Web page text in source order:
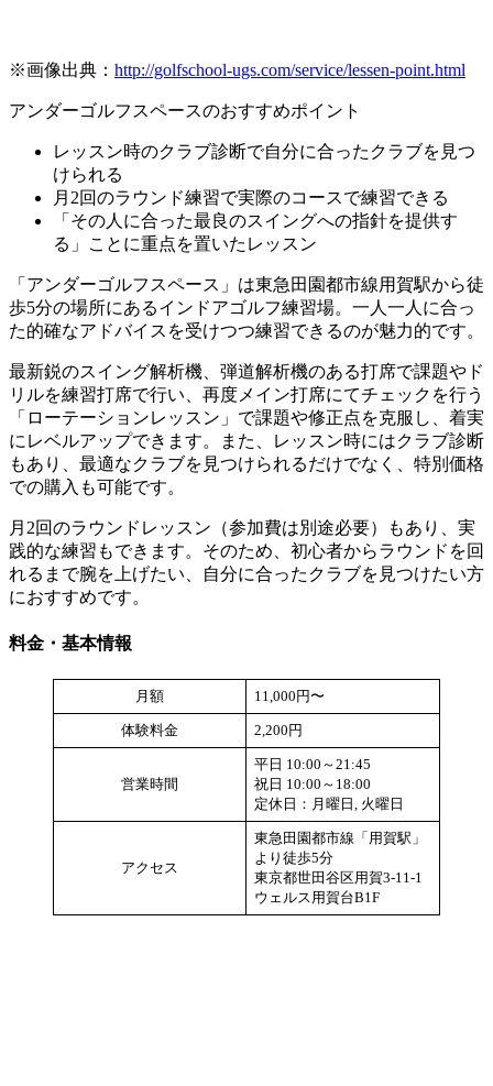
※画像出典： http://golfschool-ugs.com/service/lessen-point.html
アンダーゴルフスペースのおすすめポイント
レッスン時のクラブ診断で自分に合ったクラブを見つ
けられる
月2回のラウンド練習で実際のコースで練習できる
「その人に合った最良のスイングへの指針を提供す
る」ことに重点を置いたレッスン
「アンダーゴルフスペース」は東急田園都市線用賀駅から徒
歩5分の場所にあるインドアゴルフ練習場。一人一人に合っ
た的確なアドバイスを受けつつ練習できるのが魅力的です。
最新鋭のスイング解析機、弾道解析機のある打席で課題やド
リルを練習打席で行い、再度メイン打席にてチェックを行う
「ローテーションレッスン」で課題や修正点を克服し、着実
にレベルアップできます。また、レッスン時にはクラブ診断
もあり、最適なクラブを見つけられるだけでなく、特別価格
での購入も可能です。
月2回のラウンドレッスン（参加費は別途必要）もあり、実
践的な練習もできます。そのため、初心者からラウンドを回
れるまで腕を上げたい、自分に合ったクラブを見つけたい方
におすすめです。
料金・基本情報
月額 11,000円〜
体験料金 2,200円
営業時間
平日 10:00～21:45
祝日 10:00～18:00
定休日：月曜日, 火曜日
アクセス
東急田園都市線「用賀駅」
より徒歩5分
東京都世田谷区用賀3-11-1
ウェルス用賀台B1F